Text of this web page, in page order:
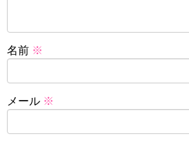
名前 ※
メール ※